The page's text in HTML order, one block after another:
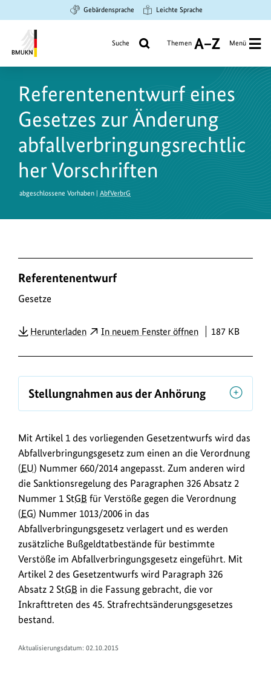
Hauptinhalt
springen
Suche
springen
Hauptnavigation
springen
Gebärdensprache Leichte Sprache
Umwelt,
Naturschutz
nukleare
Sicherheit
Suche Themen
A
Z
Menü
Referentenentwurf eines
Gesetzes zur Änderung
abfallverbringungsrechtlic
her Vorschriften
abgeschlossene Vorhaben |AbfVerbrG
o
w
l
o
a
s
L
i
n
k
s
Referentenentwurf
Gesetze
HerunterladenPDFIn neuem Fenster öffnen 187 KB
Stellungnahmen aus der Anhörung
Mit Artikel 1 des vorliegenden Gesetzentwurfs wird das
Abfallverbringungsgesetz zum einen an die Verordnung
(EU) Nummer 660/2014 angepasst. Zum anderen wird
die Sanktionsregelung des Paragraphen 326 Absatz 2
Nummer 1 StGB für Verstöße gegen die Verordnung
(EG) Nummer 1013/2006 in das
Abfallverbringungsgesetz verlagert und es werden
zusätzliche Bußgeldtatbestände für bestimmte
Verstöße im Abfallverbringungsgesetz eingeführt. Mit
Artikel 2 des Gesetzentwurfs wird Paragraph 326
Absatz 2 StGB in die Fassung gebracht, die vor
Inkrafttreten des 45. Strafrechtsänderungsgesetzes
bestand.
Aktualisierungsdatum: 02.10.2015